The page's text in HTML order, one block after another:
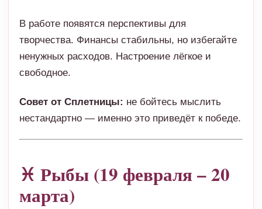
В работе появятся перспективы для
творчества. Финансы стабильны, но избегайте
ненужных расходов. Настроение лёгкое и
свободное.
Совет от Сплетницы: не бойтесь мыслить
нестандартно — именно это приведёт к победе.
♓ Рыбы (19 февраля – 20
марта)